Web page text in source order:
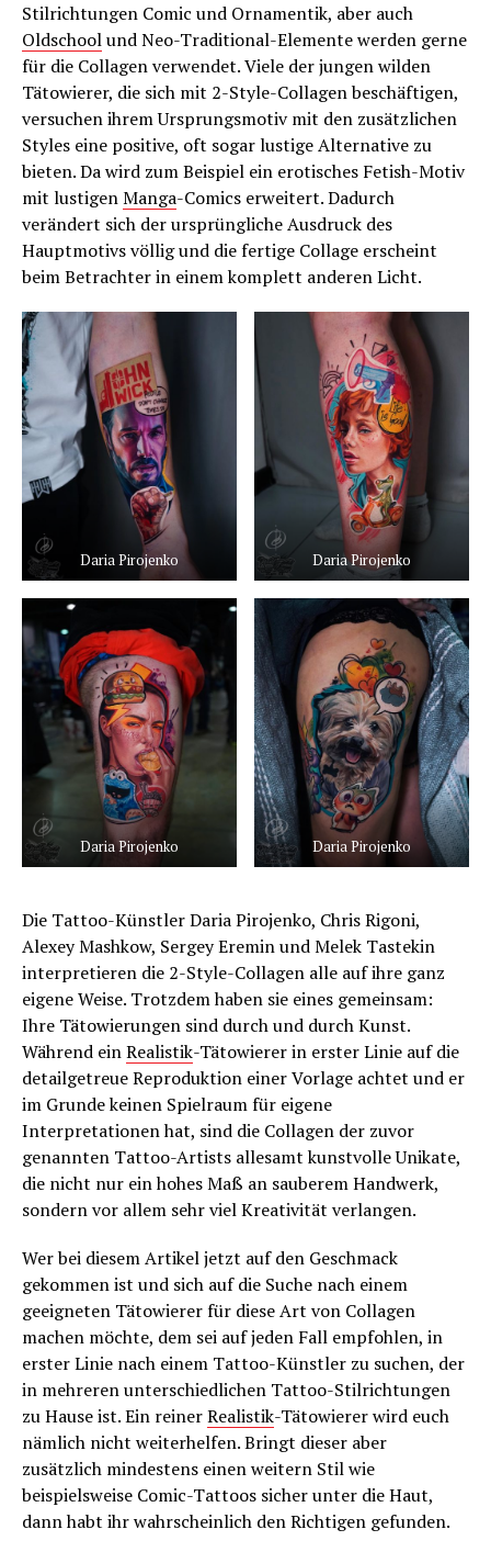
Stilrichtungen Comic und Ornamentik, aber auch
Oldschoolund Neo-Traditional-Elemente werden gerne
für die Collagen verwendet. Viele der jungen wilden
Tätowierer, die sich mit 2-Style-Collagen beschäftigen,
versuchen ihrem Ursprungsmotiv mit den zusätzlichen
Styles eine positive, oft sogar lustige Alternative zu
bieten. Da wird zum Beispiel ein erotisches Fetish-Motiv
mit lustigenManga-Comics erweitert. Dadurch
verändert sich der ursprüngliche Ausdruck des
Hauptmotivs völlig und die fertige Collage erscheint
beim Betrachter in einem komplett anderen Licht.
Daria Pirojenko Daria Pirojenko
Daria Pirojenko Daria Pirojenko
Die Tattoo-Künstler Daria Pirojenko, Chris Rigoni,
Alexey Mashkow, Sergey Eremin und Melek Tastekin
interpretieren die 2-Style-Collagen alle auf ihre ganz
eigene Weise. Trotzdem haben sie eines gemeinsam:
Ihre Tätowierungen sind durch und durch Kunst.
Während einRealistik-Tätowierer in erster Linie auf die
detailgetreue Reproduktion einer Vorlage achtet und er
im Grunde keinen Spielraum für eigene
Interpretationen hat, sind die Collagen der zuvor
genannten Tattoo-Artists allesamt kunstvolle Unikate,
die nicht nur ein hohes Maß an sauberem Handwerk,
sondern vor allem sehr viel Kreativität verlangen.
Wer bei diesem Artikel jetzt auf den Geschmack
gekommen ist und sich auf die Suche nach einem
geeigneten Tätowierer für diese Art von Collagen
machen möchte, dem sei auf jeden Fall empfohlen, in
erster Linie nach einem Tattoo-Künstler zu suchen, der
in mehreren unterschiedlichen Tattoo-Stilrichtungen
zu Hause ist. Ein reinerRealistik-Tätowierer wird euch
nämlich nicht weiterhelfen. Bringt dieser aber
zusätzlich mindestens einen weitern Stil wie
beispielsweise Comic-Tattoos sicher unter die Haut,
dann habt ihr wahrscheinlich den Richtigen gefunden.